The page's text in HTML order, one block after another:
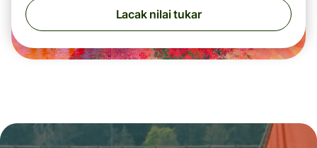
Lacak nilai tukar